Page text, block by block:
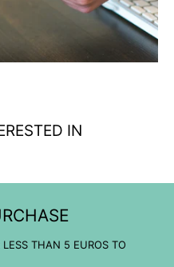
combinar con cualquier
IN
THAN 5 EUROS TO